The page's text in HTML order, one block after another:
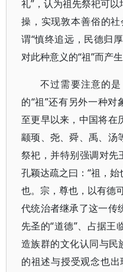
礼”，认为祖先祭祀可
操，实现敦本善俗的
谓“慎终追远，民德归
对此种意义的“祖”而产生
不过需要注意的
的“祖”还有另外一种
至更早以来，中国将在
颛顼、尧、舜、禹、汤
祭祀，并特别强调对先
孔颖达疏之曰：“祖，
也。宗，尊也，以有德
代统治者继承了这一传
先圣的“道德”、占据王
造族群的文化认同与民
的祖述与授受观念也